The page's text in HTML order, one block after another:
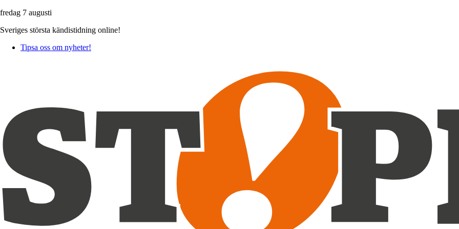
fredag 7 augusti
Sveriges största kändistidning online!
Tipsa oss om nyheter!